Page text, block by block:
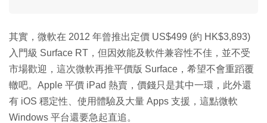
其實，微軟在 2012 年曾推出定價 US$499 (約 HK$3,893)
入門級 Surface RT，但因效能及軟件兼容性不佳，並不受
市場歡迎，這次微軟再推平價版 Surface，希望不會重蹈覆
轍吧。Apple 平價 iPad 熱賣，價錢只是其中一環，此外還
有 iOS 穩定性、使用體驗及大量 Apps 支援，這點微軟
Windows 平台還要急起直追。